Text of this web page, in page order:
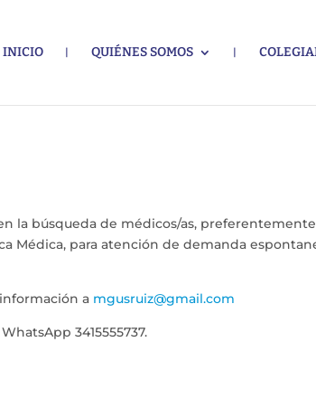
INICIO QUIÉNES SOMOS
la búsqueda de médicos/as,
Médica, para atención de demanda
a mgusruiz@gmail.com
3415555737.